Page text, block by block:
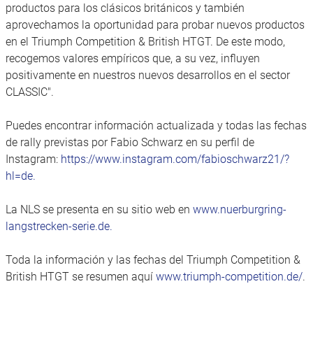
productos para los clásicos británicos y también
aprovechamos la oportunidad para probar nuevos productos
en el Triumph Competition & British HTGT. De este modo,
recogemos valores empíricos que, a su vez, influyen
positivamente en nuestros nuevos desarrollos en el sector
CLASSIC".
Puedes encontrar información actualizada y todas las fechas
de rally previstas por Fabio Schwarz en su perfil de
Instagram: https://www.instagram.com/fabioschwarz21/?
hl=de.
La NLS se presenta en su sitio web en www.nuerburgring-
langstrecken-serie.de.
Toda la información y las fechas del Triumph Competition &
British HTGT se resumen aquí www.triumph-competition.de/.